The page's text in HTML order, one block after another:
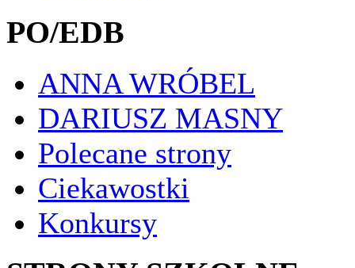
PO/EDB
ANNA WRÓBEL
DARIUSZ MASNY
Polecane strony
Ciekawostki
Konkursy